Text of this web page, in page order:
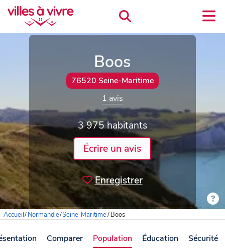
Boos
76520 Seine-Maritime
1 avis
3 975 habitants
Écrire un avis
Enregistrer
Accueil/Normandie/Seine-Maritime/Boos
Comparer Population Éducation Sécurité